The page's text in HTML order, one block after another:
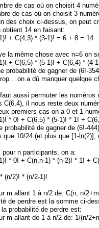
de cas où on choisit 4
de cas où on choisit 3
des choix ci-dessus, on peut
obtient 14 en faisant:
+ C(4,3) * (3-1)! = 6 + 8 = 14
la même chose avec n=6 on
+ C(6,5) * (5-1)! + C(6,4) * (4-
probabilité de gagner de (6!-
on a dû manquer quelque
aussi permuter les numéros
C(6,4), il nous reste deux
premiers cas on a 0 et 1
* 0! + C(6,5) * (5-1)! * 1! +
probabilité de gagner de (6!-
que 10/24 (et plus que [1-
pour n participants, on a:
* 0! + C(n,n-1) * (n-2)! * 1! +
(n/2)! * (n/2-1)!
m allant 1 à n/2 de: C(n, n/
de perdre est la somme ci-
probabilité de perdre est:
m allant de 1 à n/2 de: 1/(n/